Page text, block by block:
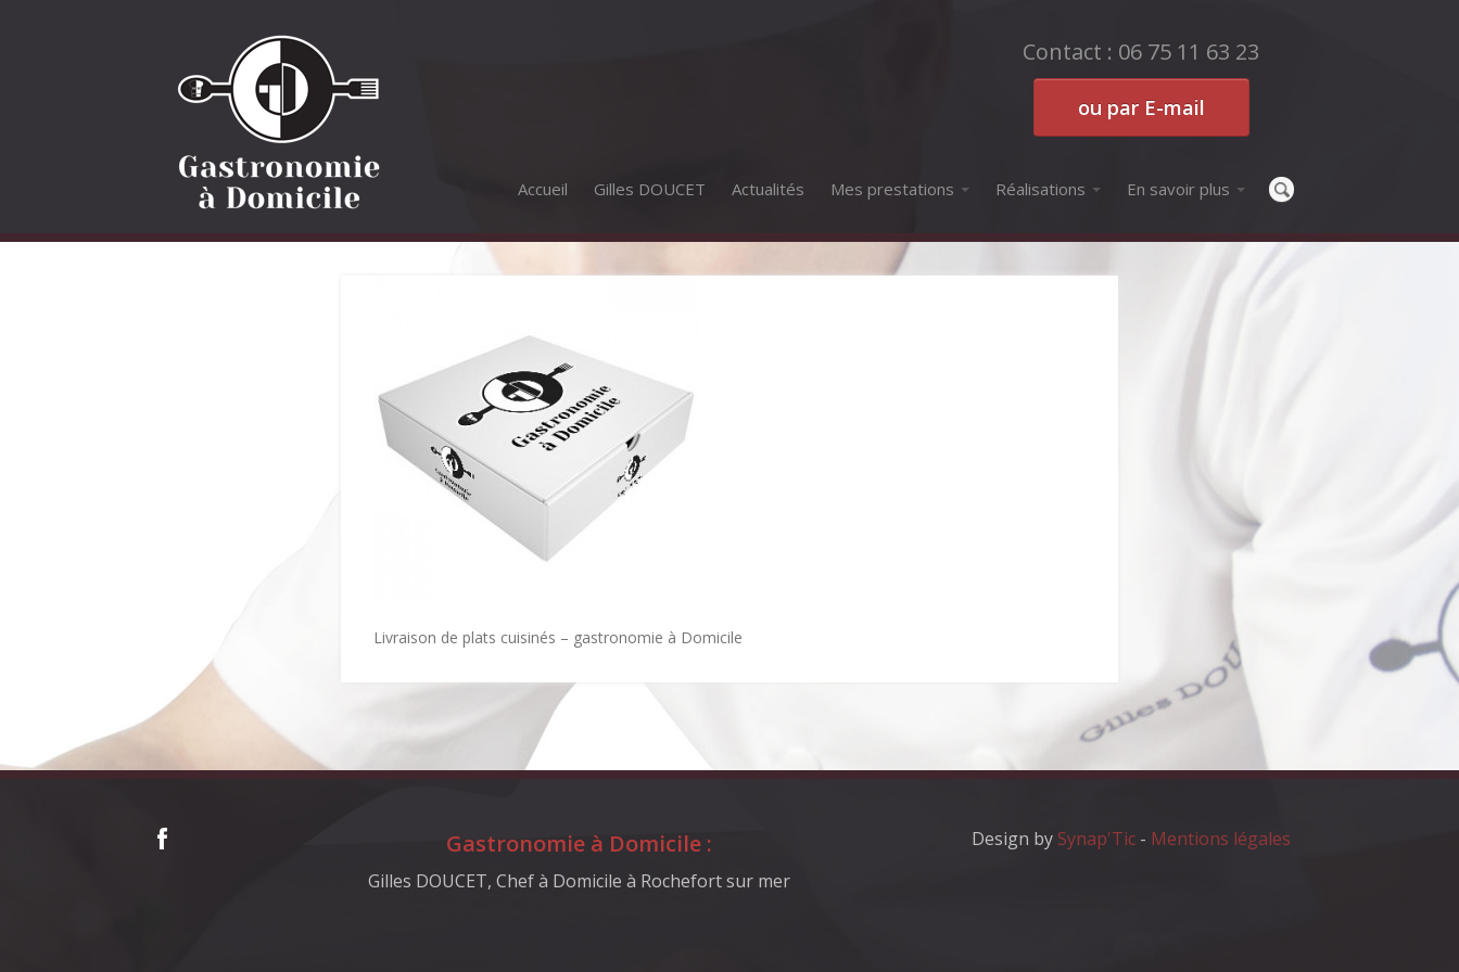
Contact : 06 75 11 63 23
ou par E-mail
Accueil Gilles DOUCET Actualités Mes prestations Réalisations En savoir plus
Livraison de plats cuisinés – gastronomie à Domicile
Gastronomie à Domicile :
Gilles DOUCET, Chef à Domicile à Rochefort sur mer
Design by Synap'Tic- Mentions légales